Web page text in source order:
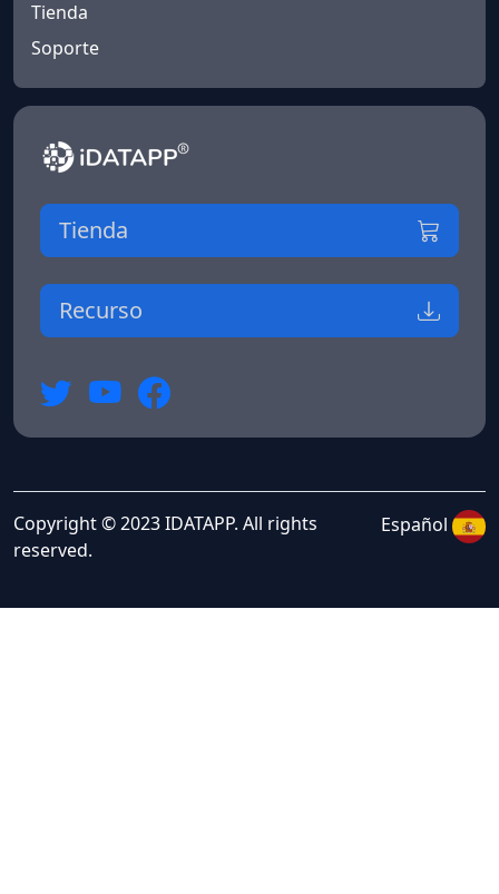
Tienda
Soporte
Tienda
Recurso
Copyright © 2023 IDATAPP. All rights
reserved.
Español